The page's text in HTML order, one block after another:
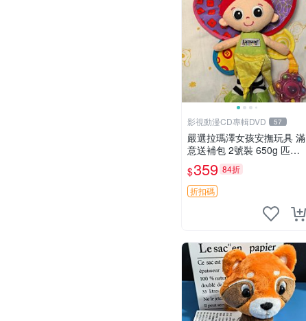
影視動漫CD專輯DVD 57
嚴選拉瑪澤女孩安撫玩具 滿
意送補包 2號裝 650g 匹配
嬰幼童舒壓好伴侶 女孩專用
安心選擇 安撫玩偶 衝包 玩
具
$359 84折
折扣碼